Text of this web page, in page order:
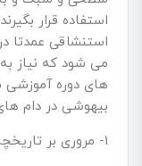
استفاده قرار
استنشاقی عمدتا
می شود که نیاز
های دوره
بیهوشی در دام
1- مروری بر تاریخچه و فیزیولوژی بی حسی و بیهوشی